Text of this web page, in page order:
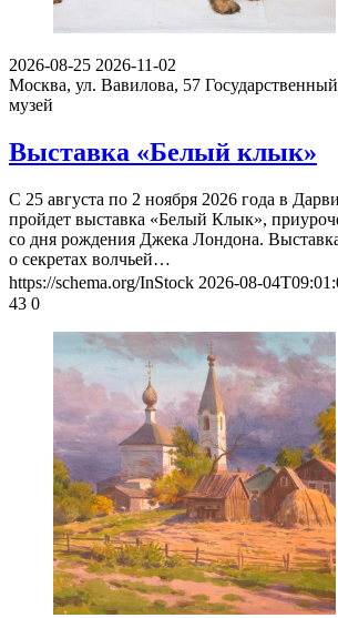
2026-08-25 2026-11-02
Москва, ул. Вавилова, 57
музей
Выставка «Белый клык»
С 25 августа по 2 ноября 2026 года в
пройдет выставка «Белый Клык»,
со дня рождения Джека Лондона.
о секретах волчьей…
https://schema.org/InStock 2026-08-
43 0